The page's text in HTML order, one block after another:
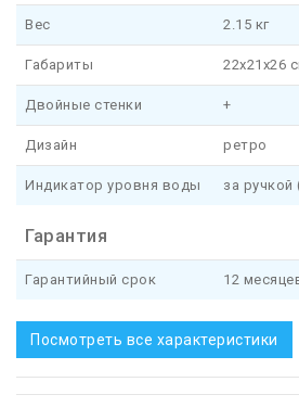
Вес 2.15 кг
Габариты 22x21x26
Двойные стенки +
Дизайн ретро
Индикатор уровня воды за ручкой
Гарантия
Гарантийный срок 12
Посмотреть все характеристики